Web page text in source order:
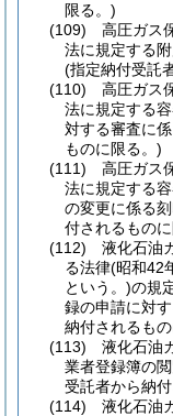
限る。)
(109)
高圧ガス
法に規定する
(指定納付受託
(110)
高圧ガス
法に規定する
対する審査に
ものに限る。)
(111)
高圧ガス
法に規定する
の変更に係る
付されるもの
(112)
液化石油
る法律(昭和42
という。)の規
録の申請に対
納付されるも
(113)
液化石油
業者登録簿の
受託者から納
(114)
液化石油